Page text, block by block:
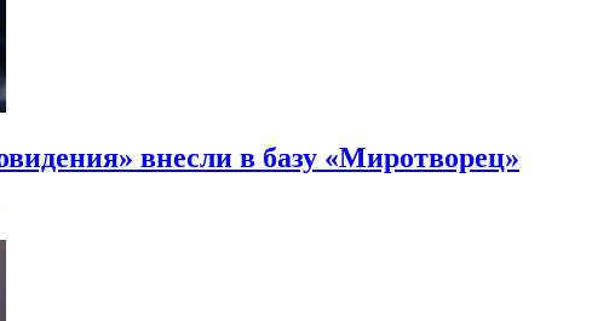
внесли в базу «Миротворец»